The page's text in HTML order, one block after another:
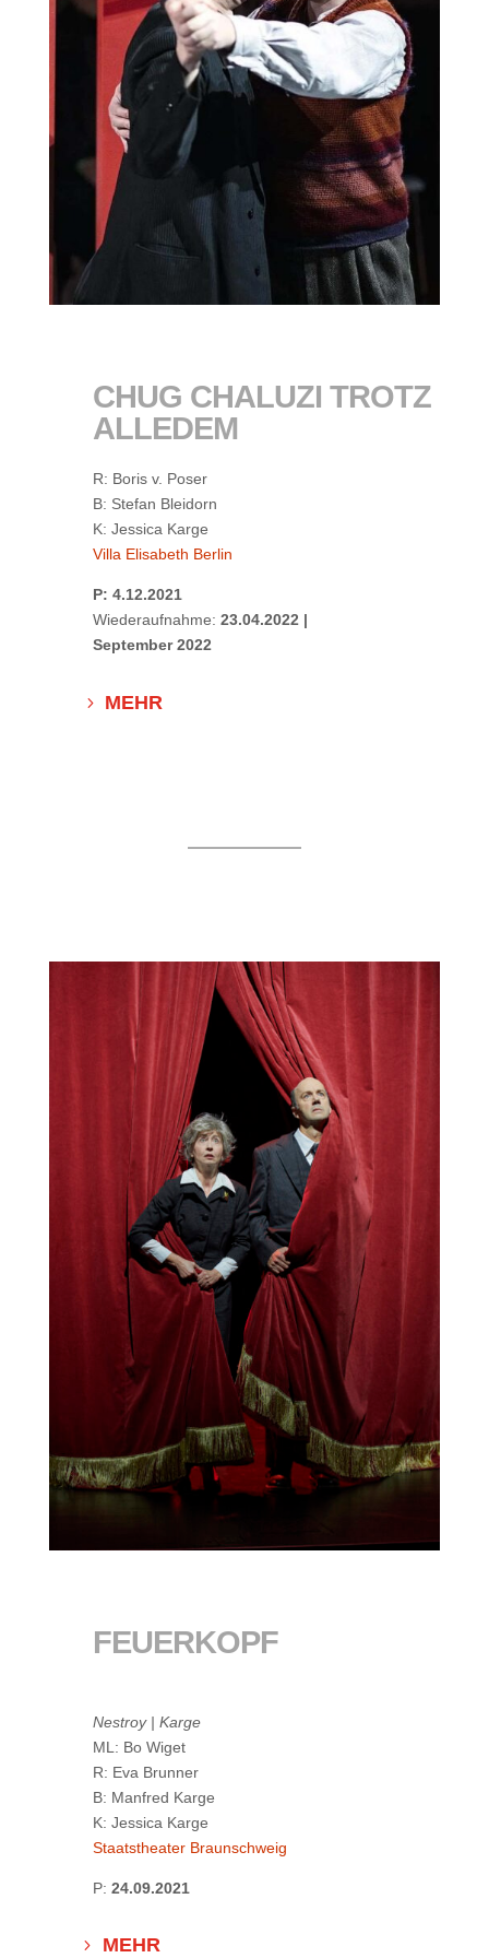
CHUG CHALUZI TROTZ
ALLEDEM
R: Boris v. Poser
B: Stefan Bleidorn
K: Jessica Karge
Villa Elisabeth Berlin
P: 4.12.2021
Wiederaufnahme: 23.04.2022 |
September 2022
MEHR
FEUERKOPF
Nestroy | Karge
ML: Bo Wiget
R: Eva Brunner
B: Manfred Karge
K: Jessica Karge
Staatstheater Braunschweig
P: 24.09.2021
MEHR